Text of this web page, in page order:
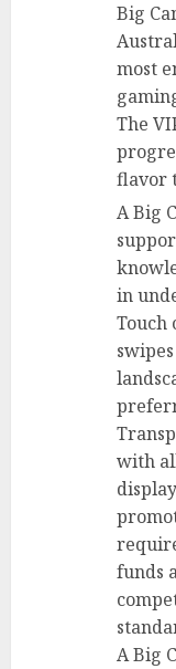
Big
most
The
flavor
A Big
in
Touch
with
funds
A Big